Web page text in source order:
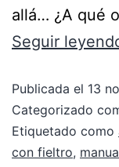
allá… ¿A qué
Seguir
Publicada el 13
Categorizado
Etiquetado como
con fieltro,